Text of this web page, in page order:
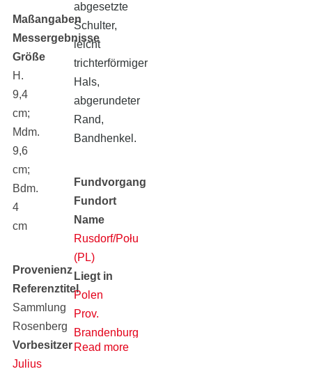
Maßangaben
Messergebnisse
Größe
H.
9,4
cm;
Mdm.
9,6
cm;
Bdm.
4
cm
Provenienz
Referenztitel
Sammlung
Rosenberg
Vorbesitzer
Julius
abgesetzte
Schulter,
leicht
trichterförmiger
Hals,
abgerundeter
Rand,
Bandhenkel.
Fundvorgang
Fundort
Name
Rusdorf/Połupin
(PL)
Liegt in
Polen
Prov.
Brandenburg
(alt)
Read more